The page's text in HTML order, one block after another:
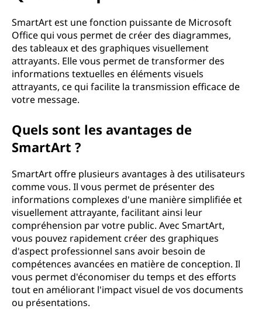
m
A
SmartArt est une fonction puissante de Microsoft
Office qui vous permet de créer des diagrammes,
des tableaux et des graphiques visuellement
attrayants. Elle vous permet de transformer des
informations textuelles en éléments visuels
attrayants, ce qui facilite la transmission efficace de
votre message.
Quels sont les avantages de
SmartArt ?
SmartArt offre plusieurs avantages à des utilisateurs
comme vous. Il vous permet de présenter des
informations complexes d'une manière simplifiée et
visuellement attrayante, facilitant ainsi leur
compréhension par votre public. Avec SmartArt,
vous pouvez rapidement créer des graphiques
d'aspect professionnel sans avoir besoin de
compétences avancées en matière de conception. Il
vous permet d'économiser du temps et des efforts
tout en améliorant l'impact visuel de vos documents
ou présentations.